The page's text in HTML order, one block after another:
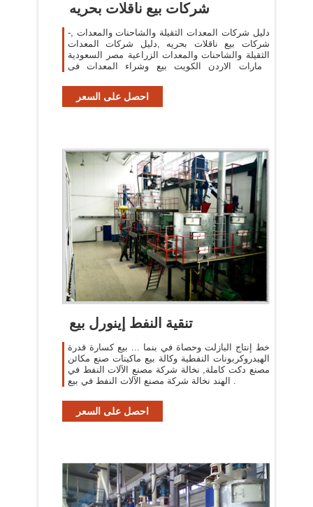
شركات بيع ناقلات بحريه
دليل شركات المعدات الثقيلة والشاحنات والمعدات ,-
شركات بيع ناقلات بحريه ,دليل شركات المعدات
الثقيلة والشاحنات والمعدات الزراعية مصر السعودية
الامارات الاردن الكويت بيع وشراء المعدات فى
احصل على السعر
تنقية النفط إينورل بيع
خط إنتاج البازلت وحصاة في بنما ... بيع كسارة قدرة
الهيدروكربونات النفطية وكالة بيع ماكينات صنع مكائن
مصنع دكت كاملة, نخالة شركة مصنع الآلات النفط في
الهند نخالة شركة مصنع الآلات النفط في بيع .
احصل على السعر